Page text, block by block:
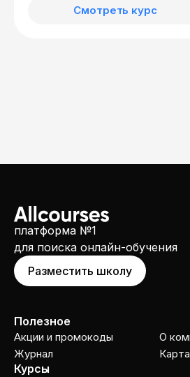
Смотреть курс
платформа №1
для поиска онлайн-обучения
Разместить школу
Полезное
Акции и промокоды
Журнал
О
Курсы